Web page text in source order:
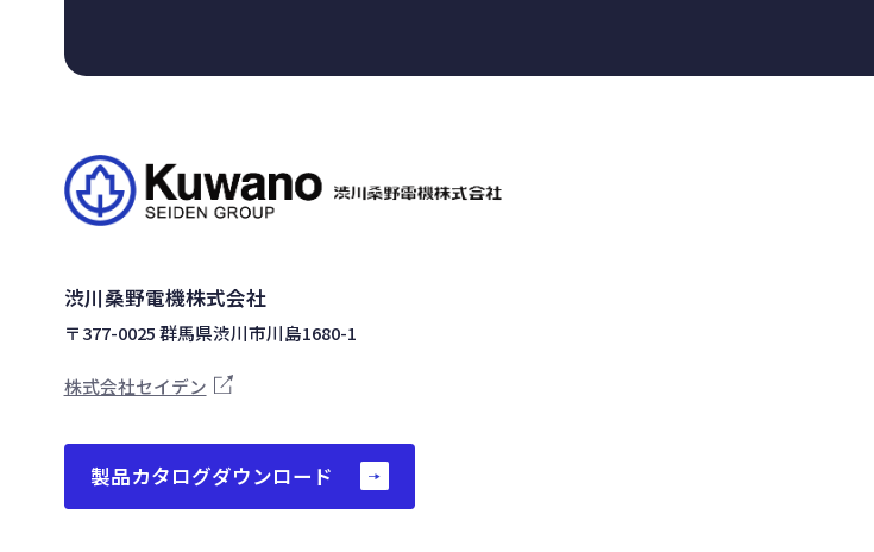
渋川桑野電機株式会社
〒377-0025 群馬県渋川市川島1680-1
株式会社セイデン
製品カタログダウンロード